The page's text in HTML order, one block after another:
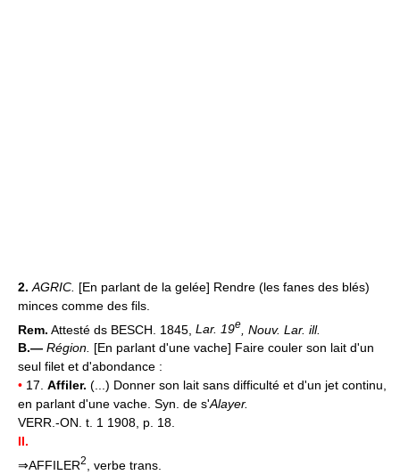
2. AGRIC. [En parlant de la gelée] Rendre (les fanes des blés)
minces comme des fils.
Rem. Attesté ds BESCH. 1845, Lar. 19e
, Nouv. Lar. ill.
B.— Région. [En parlant d'une vache] Faire couler son lait d'un
seul filet et d'abondance :
• 17. Affiler. (...) Donner son lait sans difficulté et d'un jet continu,
en parlant d'une vache. Syn. de s'Alayer.
VERR.-ON. t. 1 1908, p. 18.
II.
⇒AFFILER2
, verbe trans.